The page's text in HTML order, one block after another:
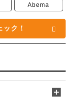
Abema
ク！